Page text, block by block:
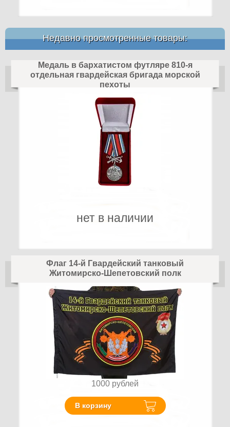
Недавно просмотренные товары:
Медаль в бархатистом футляре 810-я
отдельная гвардейская бригада морской
пехоты
нет в наличии
Флаг 14-й Гвардейский танковый
Житомирско-Шепетовский полк
1000 рублей
В корзину